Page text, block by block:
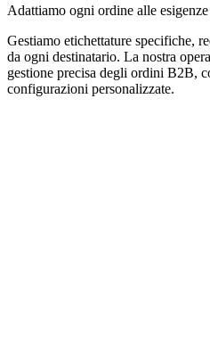
Adattiamo ogni ordine alle
Gestiamo etichettature specifiche,
da ogni destinatario. La nostra
gestione precisa degli ordini B2B,
configurazioni personalizzate.